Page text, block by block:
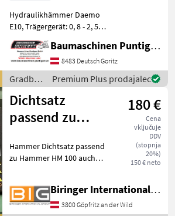
Hydraulikhämmer Daemo
E10, Trägergerät: 0, 8 - 2, 5t
bar, Ölfluss 15-30 l/min,
ohne Anbauplatte und
ohne Schläuche und
Kupplungen Baumas
Baumaschinen Puntigam GmbH
8483 Deutsch Goritz
Gradbeni
stroji /
Sonstige
Premium Plus prodajalec
Dichtsatz
passend zu
180 €
Cena
vključuje
DDV
(stopnja
20%)
150 € neto
Hammer Dichtsatz passend
zu Hammer HM 100 auch
HM250 verfügbar! Gradbeni
stroji Hidravlična kladiva
Biringer International GmbH
3800 Göpfritz an der Wild